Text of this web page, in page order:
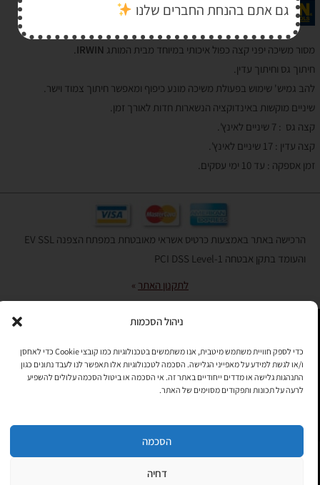
ניהול הסכמות
כדי לספק חוויית משתמש מיטבית, אנו משתמשים בטכנולוגיות כמו קובצי Cookie כדי לאחסן
ו/או לגשת למידע על מאפייני הגלישה. הסכמה לטכנולוגיות אלו תאפשר לנו לעבד נתונים כגון
התנהגות גלישה או מדדים ייחודיים באתר זה. אי הסכמה או ביטול הסכמה עלולים להשפיע
לרעה על תכונות ותפקודים מסוימים של האתר.
הסכמה
דחיה
מסור משיכה יפני קצה כפול איכותי במיוחד מבית המותג IRWIN
.
חיתוך גס וחיתוך עדין.
להב גמיש' שימוש בפעולת משיכה מונע כיפוף ומאפשר חיתוך צמוד וישר.
שיניים מוקשות באינדוקציה הנשארות חדות לאורך זמן.
קצה גס : 7 שיניים לאינץ'.
קצה עדין : 17 שיניים לאינץ'.
זמן אספקה : עד 10 ימי עסקים.
הרכישה באתר באמצעות כרטיס אשראי מאובטחת במפתח הצפנה EV SSL
והעומד בתקן אבטחה PCI DSS Level-1
לתקנון האתר»
תהיו בקשר
רוצים לקבל מידי פעם מידע? מקסימום פעם בחודש. בלי פרסומות ובלי
להטריד. רק טיפים לשימושכם, מידע על דברים חדשים בחנות, מבצעים
וכדומה. מוזמנים להקליד את כתובת המייל שלכם:
Copyright © All rights ReservedJEPPETO 2020
PushUp | Digital Marketing
גם אתם בהנחת החברים שלנו